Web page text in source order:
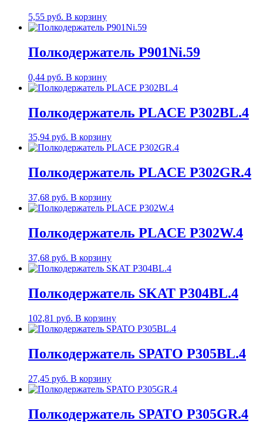
5,55 руб. В корзину
Полкодержатель P901Ni.59
0,44 руб. В корзину
Полкодержатель PLACE P302BL.4
35,94 руб. В корзину
Полкодержатель PLACE P302GR.4
37,68 руб. В корзину
Полкодержатель PLACE P302W.4
37,68 руб. В корзину
Полкодержатель SKAT P304BL.4
102,81 руб. В корзину
Полкодержатель SPATO P305BL.4
27,45 руб. В корзину
Полкодержатель SPATO P305GR.4